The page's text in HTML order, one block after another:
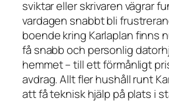
sviktar eller skrivaren vägrar
vardagen snabbt bli
boende kring Karlaplan finns
få snabb och personlig
hemmet – till ett förmånligt
avdrag. Allt fler hushåll runt
att få teknisk hjälp på plats i